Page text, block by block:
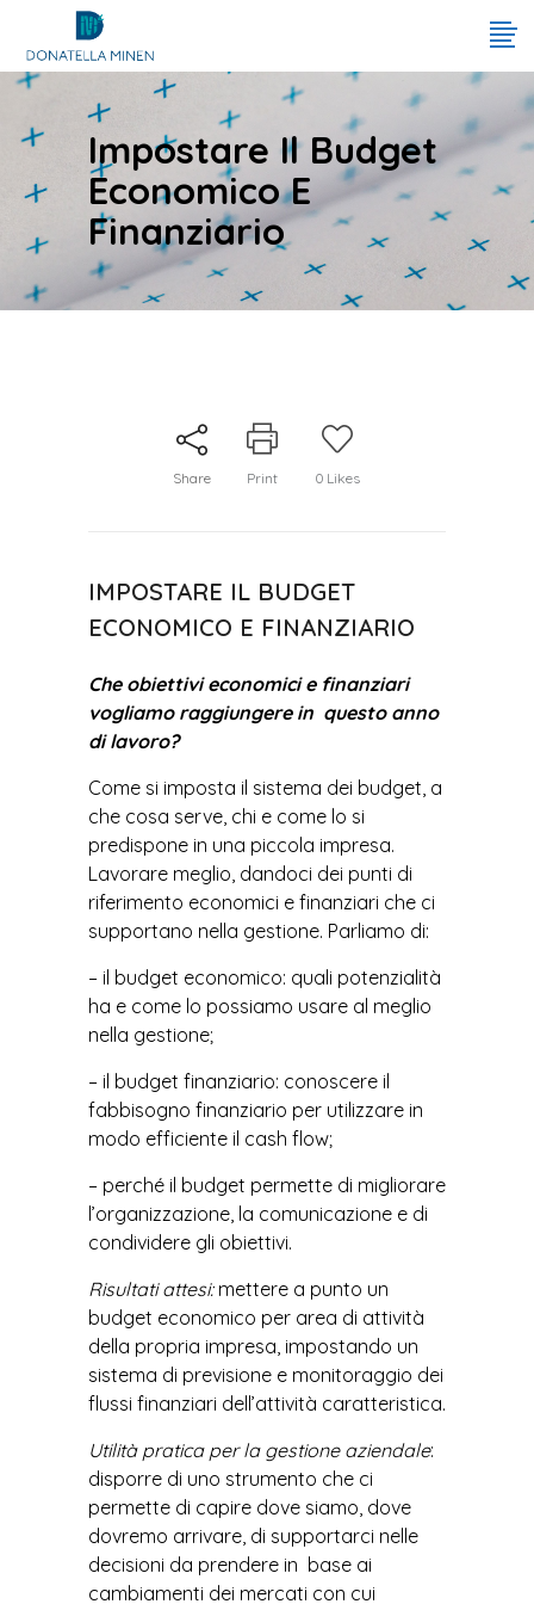
Impostare Il Budget
Economico E
Finanziario
Share Print 0 Likes
IMPOSTARE IL BUDGET
ECONOMICO E FINANZIARIO
Che obiettivi economici e finanziari
vogliamo raggiungere in questo anno
di lavoro?
Come si imposta il sistema dei budget, a
che cosa serve, chi e come lo si
predispone in una piccola impresa.
Lavorare meglio, dandoci dei punti di
riferimento economici e finanziari che ci
supportano nella gestione. Parliamo di:
– il budget economico: quali potenzialità
ha e come lo possiamo usare al meglio
nella gestione;
– il budget finanziario: conoscere il
fabbisogno finanziario per utilizzare in
modo efficiente il cash flow;
– perché il budget permette di migliorare
l’organizzazione, la comunicazione e di
condividere gli obiettivi.
Risultati attesi:mettere a punto un
budget economico per area di attività
della propria impresa, impostando un
sistema di previsione e monitoraggio dei
flussi finanziari dell’attività caratteristica.
Utilità pratica per la gestione aziendale:
disporre di uno strumento che ci
permette di capire dove siamo, dove
dovremo arrivare, di supportarci nelle
decisioni da prendere in base ai
cambiamenti dei mercati con cui